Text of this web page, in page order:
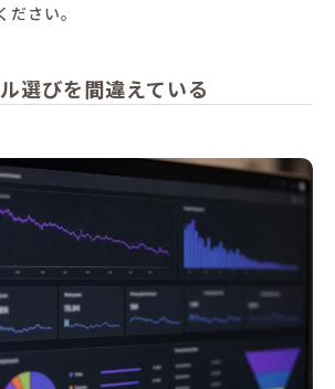
さい。
選びを間違えている